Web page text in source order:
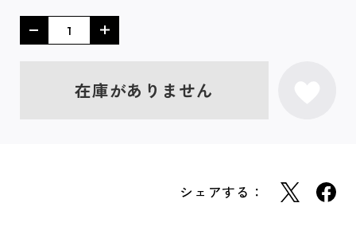
在庫がありません
シェアする：